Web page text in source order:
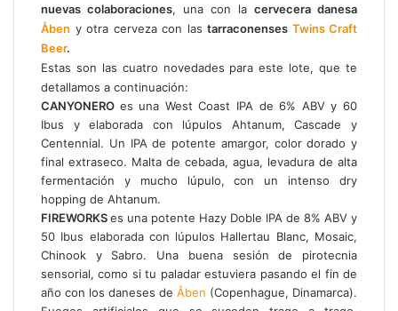
c
o
nuevas colaboraciones, una con la cervecera danesa
Åben y otra cerveza con las tarraconenses Twins Craft
Beer.
Estas son las cuatro novedades para este lote, que te
detallamos a continuación:
CANYONERO es una West Coast IPA de 6% ABV y 60
Ibus y elaborada con lúpulos Ahtanum, Cascade y
Centennial. Un IPA de potente amargor, color dorado y
final extraseco. Malta de cebada, agua, levadura de alta
fermentación y mucho lúpulo, con un intenso dry
hopping de Ahtanum.
FIREWORKSes una potente Hazy Doble IPA de 8% ABV y
50 Ibus elaborada con lúpulos Hallertau Blanc, Mosaic,
Chinook y Sabro. Una buena sesión de pirotecnia
sensorial, como si tu paladar estuviera pasando el fin de
año con los daneses de Åben (Copenhague, Dinamarca).